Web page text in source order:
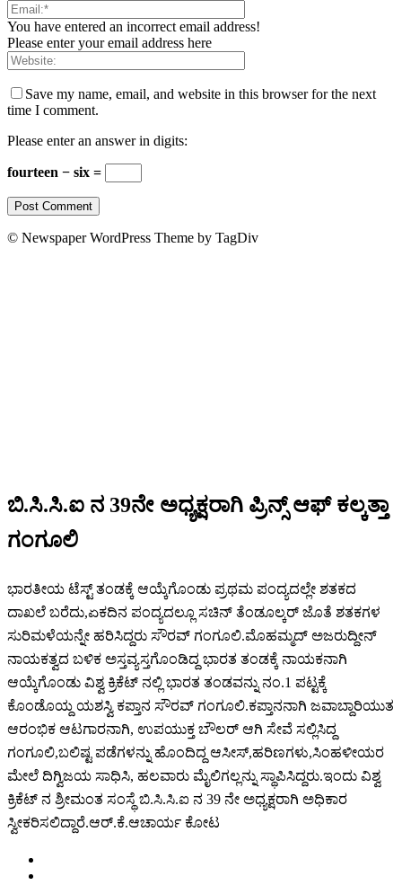
You have entered an incorrect email address!
Please enter your email address here
Save my name, email, and website in this browser for the next
time I comment.
Please enter an answer in digits:
fourteen − six =
© Newspaper WordPress Theme by TagDiv
ಬಿ.ಸಿ.ಸಿ.ಐ ನ 39ನೇ ಅಧ್ಯಕ್ಷರಾಗಿ ಪ್ರಿನ್ಸ್ ಆಫ್ ಕಲ್ಕತ್ತಾ
ಗಂಗೂಲಿ
ಭಾರತೀಯ ಟೆಸ್ಟ್ ತಂಡಕ್ಕೆ ಆಯ್ಕೆಗೊಂಡು ಪ್ರಥಮ ಪಂದ್ಯದಲ್ಲೇ ಶತಕದ
ದಾಖಲೆ ಬರೆದು,ಏಕದಿನ ಪಂದ್ಯದಲ್ಲೂ ಸಚಿನ್ ತೆಂಡೂಲ್ಕರ್ ಜೊತೆ ಶತಕಗಳ
ಸುರಿಮಳೆಯನ್ನೇ ಹರಿಸಿದ್ದರು ಸೌರವ್ ಗಂಗೂಲಿ.ಮೊಹಮ್ಮದ್ ಅಜರುದ್ದೀನ್
ನಾಯಕತ್ವದ ಬಳಿಕ ಅಸ್ತವ್ಯಸ್ತಗೊಂಡಿದ್ದ ಭಾರತ ತಂಡಕ್ಕೆ ನಾಯಕನಾಗಿ
ಆಯ್ಕೆಗೊಂಡು ವಿಶ್ವ ಕ್ರಿಕೆಟ್ ನಲ್ಲಿ ಭಾರತ ತಂಡವನ್ನು ನಂ.1 ಪಟ್ಟಕ್ಕೆ
ಕೊಂಡೊಯ್ದ ಯಶಸ್ವಿ ಕಪ್ತಾನ ಸೌರವ್ ಗಂಗೂಲಿ.ಕಪ್ತಾನನಾಗಿ ಜವಾಬ್ದಾರಿಯುತ
ಆರಂಭಿಕ ಆಟಗಾರನಾಗಿ, ಉಪಯುಕ್ತ ಬೌಲರ್ ಆಗಿ ಸೇವೆ ಸಲ್ಲಿಸಿದ್ದ
ಗಂಗೂಲಿ,ಬಲಿಷ್ಟ ಪಡೆಗಳನ್ನು ಹೊಂದಿದ್ದ ಆಸೀಸ್,ಹರಿಣಗಳು,ಸಿಂಹಳೀಯರ
ಮೇಲೆ ದಿಗ್ವಿಜಯ ಸಾಧಿಸಿ, ಹಲವಾರು ಮೈಲಿಗಲ್ಲನ್ನು ಸ್ಥಾಪಿಸಿದ್ದರು.ಇಂದು ವಿಶ್ವ
ಕ್ರಿಕೆಟ್ ನ ಶ್ರೀಮಂತ ಸಂಸ್ಥೆ ಬಿ.ಸಿ.ಸಿ.ಐ ನ 39 ನೇ ಅಧ್ಯಕ್ಷರಾಗಿ ಅಧಿಕಾರ
ಸ್ವೀಕರಿಸಲಿದ್ದಾರೆ.ಆರ್.ಕೆ.ಆಚಾರ್ಯ ಕೋಟ